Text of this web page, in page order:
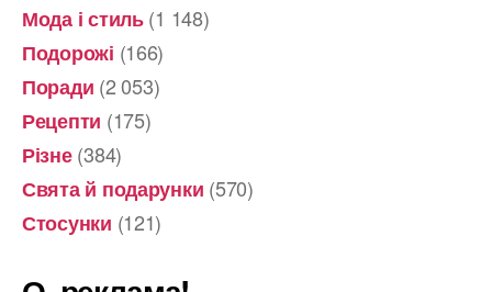
Мода і стиль(1 148)
Подорожі (166)
Поради (2 053)
Рецепти (175)
Різне(384)
Свята й подарунки (570)
Стосунки (121)